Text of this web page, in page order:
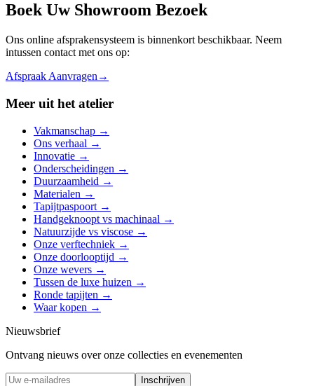
Boek Uw Showroom Bezoek
Ons online afsprakensysteem is binnenkort beschikbaar. Neem
intussen contact met ons op:
Afspraak Aanvragen →
Meer uit het atelier
Vakmanschap →
Ons verhaal →
Innovatie →
Onderscheidingen →
Duurzaamheid →
Materialen →
Tapijtpaspoort →
Handgeknoopt vs machinaal →
Natuurzijde vs viscose →
Onze verftechniek →
Onze doorlooptijd →
Onze wevers →
Tussen de luxe huizen →
Ronde tapijten →
Waar kopen →
Nieuwsbrief
Ontvang nieuws over onze collecties en evenementen
Inschrijven